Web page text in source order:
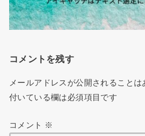
コメントを残す
メールアドレスが公開されることは
付いている欄は必須項目です
コメント ※